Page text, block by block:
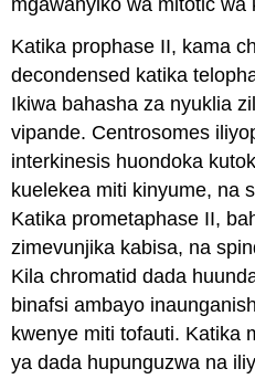
Katika prophase II, kama
decondensed katika
Ikiwa bahasha za nyuklia
vipande. Centrosomes
interkinesis huondoka
kuelekea miti kinyume, na
Katika prometaphase II,
zimevunjika kabisa, na
Kila chromatid dada
binafsi ambayo
kwenye miti tofauti. Katika
ya dada hupunguzwa na